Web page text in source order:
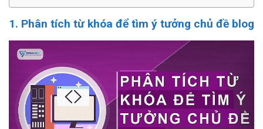
1. Phân tích từ khóa để tìm ý tưởng chủ đề blog